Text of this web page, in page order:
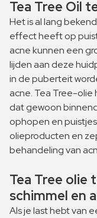
Tea Tree Oil
Het is al lang
effect heeft op
acne kunnen een
lijden aan deze
in de puberteit
acne. Tea Tree-
dat gewoon
ophopen en
olieproducten en
behandeling van
Tea Tree olie
schimmel en
Als je last hebt van